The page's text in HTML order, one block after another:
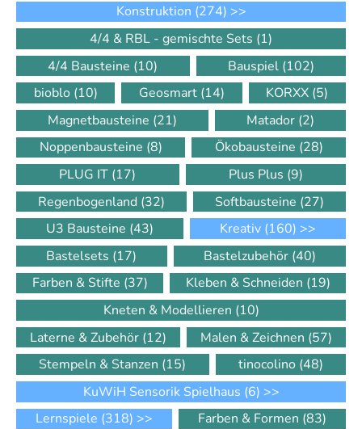
Konstruktion (274) >>
4/4 & RBL - gemischte Sets (1)
4/4 Bausteine (10) Bauspiel (102)
bioblo (10) Geosmart (14) KORXX (5)
Magnetbausteine (21) Matador (2)
Noppenbausteine (8) Ökobausteine (28)
PLUG IT (17) Plus Plus (9)
Regenbogenland (32) Softbausteine (27)
U3 Bausteine (43) Kreativ (160) >>
Bastelsets (17) Bastelzubehör (40)
Farben & Stifte (37) Kleben & Schneiden (19)
Kneten & Modellieren (10)
Laterne & Zubehör (12) Malen & Zeichnen (57)
Stempeln & Stanzen (15) tinocolino (48)
KuWiH Sensorik Spielhaus (6) >>
Lernspiele (318) >> Farben & Formen (83)